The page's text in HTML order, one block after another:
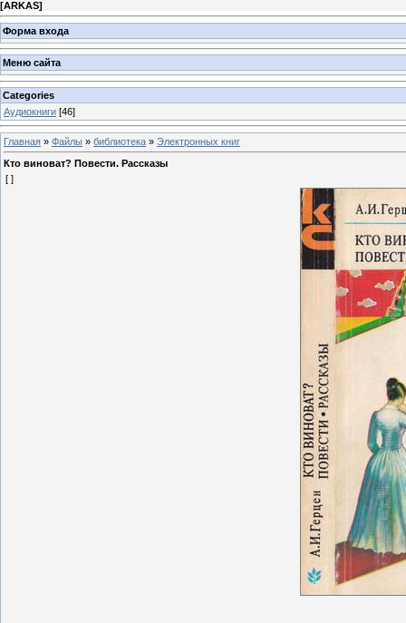
[ARKAS]
Форма входа
Меню сайта
Categories
Аудиокниги [46]
Главная » Файлы » библиотека » Электронных книг
Кто виноват? Повести. Рассказы
[ ]